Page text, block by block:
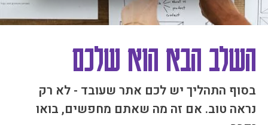
השלב הבא הוא שלכם
בסוף התהליך יש לכם אתר שעובד - לא רק
נראה טוב. אם זה מה שאתם מחפשים, בואו